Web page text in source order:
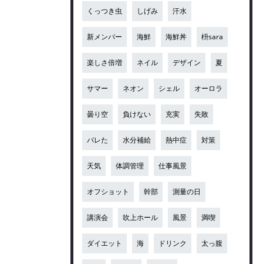
くっつき虫 しげみ 汗水
新メンバー 海鮮 海鮮丼 枡sara
楽しさ倍増 ネイル デザイン 夏
サマー ネオン シェル オーロラ
曇り空 負けない 充実 失敗
バレた 水分補給 熱中症 対策
天気 体調管理 仕事風景
オフショット 幹部 測量の日
講演会 吹上ホール 風景 満喫
ダイエット 海 ドリンク 太っ腹